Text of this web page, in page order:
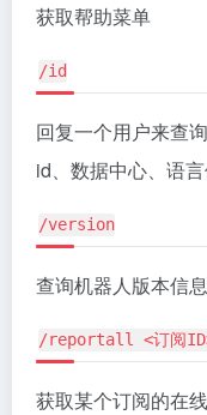
获取帮助菜单
/id
回复一个用户来查
id、数据中心、语
/version
查询机器人版本信
/reportall <订阅
获取某个订阅的在